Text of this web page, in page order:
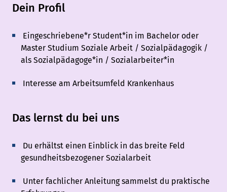
Dein Profil
Eingeschriebene*r Student*in im Bachelor oder
Master Studium Soziale Arbeit / Sozialpädagogik /
als Sozialpädagoge*in / Sozialarbeiter*in
Interesse am Arbeitsumfeld Krankenhaus
Das lernst du bei uns
Du erhältst einen Einblick in das breite Feld
gesundheitsbezogener Sozialarbeit
Unter fachlicher Anleitung sammelst du praktische